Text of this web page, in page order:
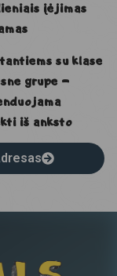
įėjimas
su klase
grupe –
iš anksto